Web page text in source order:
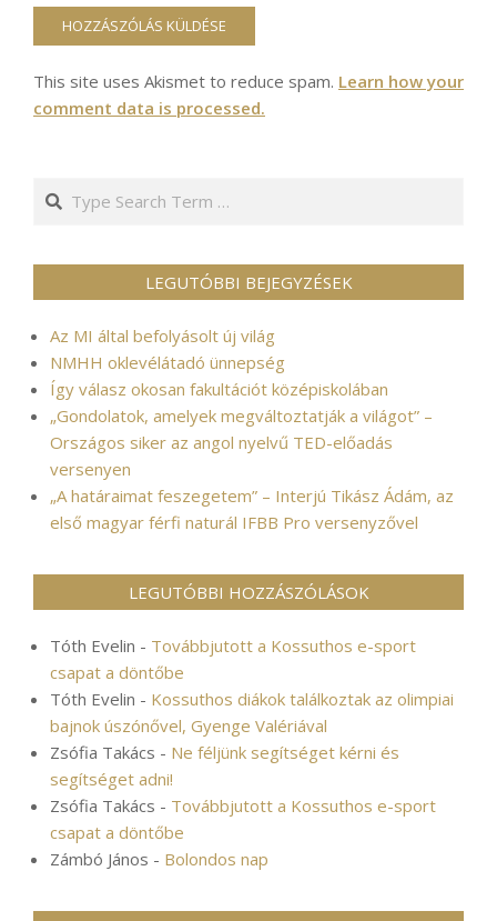
This site uses Akismet to reduce spam. Learn how your
comment data is processed.
Search
LEGUTÓBBI BEJEGYZÉSEK
Az MI által befolyásolt új világ
NMHH oklevélátadó ünnepség
Így válasz okosan fakultációt középiskolában
„Gondolatok, amelyek megváltoztatják a világot” –
Országos siker az angol nyelvű TED-előadás
versenyen
„A határaimat feszegetem” – Interjú Tikász Ádám, az
első magyar férfi naturál IFBB Pro versenyzővel
LEGUTÓBBI HOZZÁSZÓLÁSOK
Tóth Evelin - Továbbjutott a Kossuthos e-sport
csapat a döntőbe
Tóth Evelin - Kossuthos diákok találkoztak az olimpiai
bajnok úszónővel, Gyenge Valériával
Zsófia Takács - Ne féljünk segítséget kérni és
segítséget adni!
Zsófia Takács - Továbbjutott a Kossuthos e-sport
csapat a döntőbe
Zámbó János - Bolondos nap